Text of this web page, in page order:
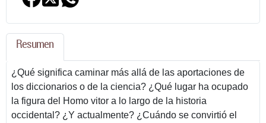
Resumen
¿Qué significa caminar más allá de las aportaciones de
los diccionarios o de la ciencia? ¿Qué lugar ha ocupado
la figura del Homo vitor a lo largo de la historia
occidental? ¿Y actualmente? ¿Cuándo se convirtió el